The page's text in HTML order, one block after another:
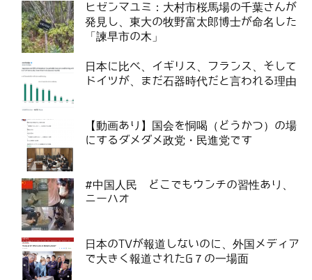
ヒゼンマユミ：大村市桜馬場の千葉さんが
発見し、東大の牧野富太郎博士が命名した
「諫早市の木」
日本に比べ、イギリス、フランス、そして
ドイツが、まだ石器時代だと言われる理由
【動画あり】国会を恫喝（どうかつ）の場
にするダメダメ政党・民進党です
#中国人民 どこでもウンチの習性あり、
ニーハオ
日本のTVが報道しないのに、外国メディア
で大きく報道されたG７の一場面